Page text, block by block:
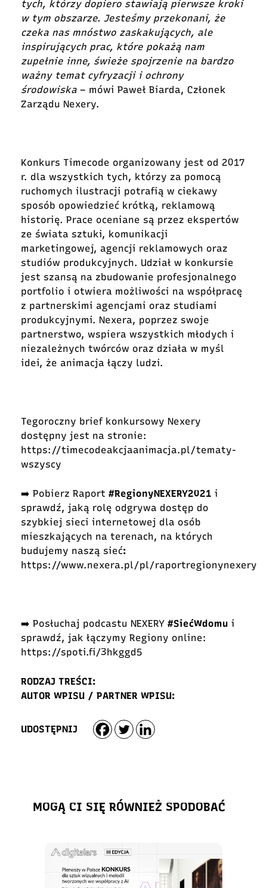
tych, którzy dopiero stawiają pierwsze kroki
w tym obszarze. Jesteśmy przekonani, że
czeka nas mnóstwo zaskakujących, ale
inspirujących prac, które pokażą nam
zupełnie inne, świeże spojrzenie na bardzo
ważny temat cyfryzacji i ochrony
środowiska – mówi Paweł Biarda, Członek
Zarządu Nexery.
Konkurs Timecode organizowany jest od 2017
r. dla wszystkich tych, którzy za pomocą
ruchomych ilustracji potrafią w ciekawy
sposób opowiedzieć krótką, reklamową
historię. Prace oceniane są przez ekspertów
ze świata sztuki, komunikacji
marketingowej, agencji reklamowych oraz
studiów produkcyjnych. Udział w konkursie
jest szansą na zbudowanie profesjonalnego
portfolio i otwiera możliwości na współpracę
z partnerskimi agencjami oraz studiami
produkcyjnymi. Nexera, poprzez swoje
partnerstwo, wspiera wszystkich młodych i
niezależnych twórców oraz działa w myśl
idei, że animacja łączy ludzi.
Tegoroczny brief konkursowy Nexery
dostępny jest na stronie:
https://timecodeakcjaanimacja.pl/tematy-
wszyscy
➡️ Pobierz Raport #RegionyNEXERY2021 i
sprawdź, jaką rolę odgrywa dostęp do
szybkiej sieci internetowej dla osób
mieszkających na terenach, na których
budujemy naszą sieć:
https://www.nexera.pl/pl/raportregionynexery
➡️ Posłuchaj podcastu NEXERY #SiećWdomu i
sprawdź, jak łączymy Regiony online:
https://spoti.fi/3hkggd5
RODZAJ TREŚCI:
AUTOR WPISU / PARTNER WPISU:
UDOSTĘPNIJ
MOGĄ CI SIĘ RÓWNIEŻ SPODOBAĆ